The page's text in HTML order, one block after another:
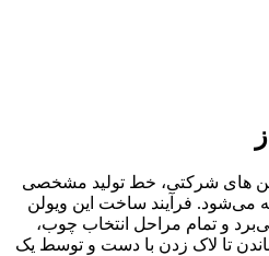
های شرکتی، خط تولید مشخصی
فرآیند ساخت این ویولن
و تمام مراحل انتخاب چوب،
تا لاک زدن با دست و توسط یک